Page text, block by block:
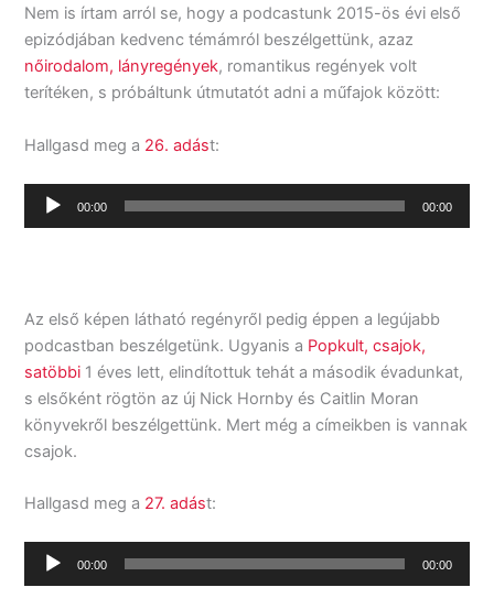
Nem is írtam arról se, hogy a podcastunk 2015-ös évi első
epizódjában kedvenc témámról beszélgettünk, azaz
nőirodalom, lányregények, romantikus regények volt
terítéken, s próbáltunk útmutatót adni a műfajok között:
Hallgasd meg a 26. adást:
Audio
00:00 00:00
Az első képen látható regényről pedig éppen a legújabb
podcastban beszélgetünk. Ugyanis a Popkult, csajok,
satöbbi 1 éves lett, elindítottuk tehát a második évadunkat,
s elsőként rögtön az új Nick Hornby és Caitlin Moran
könyvekről beszélgettünk. Mert még a címeikben is vannak
csajok.
Hallgasd meg a 27. adást:
Audio
00:00 00:00